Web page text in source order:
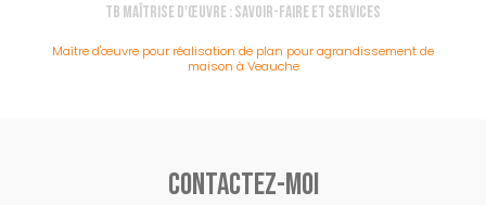
TB Maîtrise d'Œuvre : Savoir-faire et services
Maître d'œuvre pour réalisation de plan pour agrandissement de
maison à Veauche
Contactez-moi